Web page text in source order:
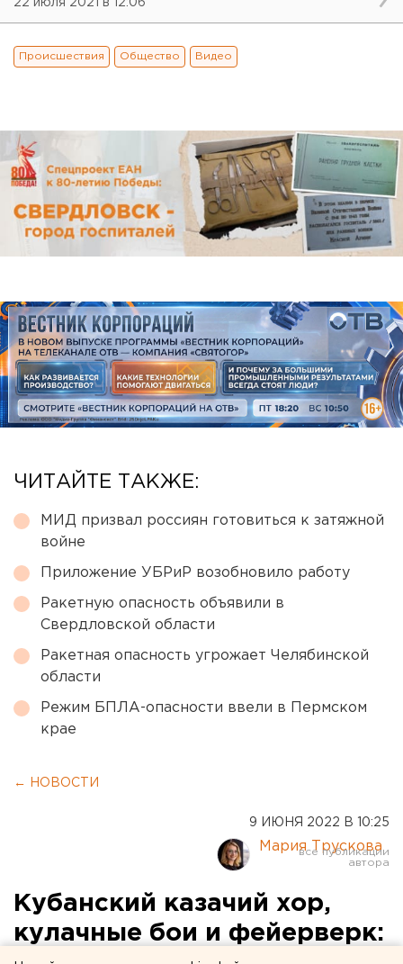
22 июля 2021 в 12:06
Происшествия Общество Видео
ЧИТАЙТЕ ТАКЖЕ:
МИД призвал россиян готовиться к затяжной
войне
Приложение УБРиР возобновило работу
Ракетную опасность объявили в
Свердловской области
Ракетная опасность угрожает Челябинской
области
Режим БПЛА-опасности ввели в Пермском
крае
← НОВОСТИ
9 ИЮНЯ 2022 В 10:25
Мария Трускова
Кубанский казачий хор,
кулачные бои и фейерверк: